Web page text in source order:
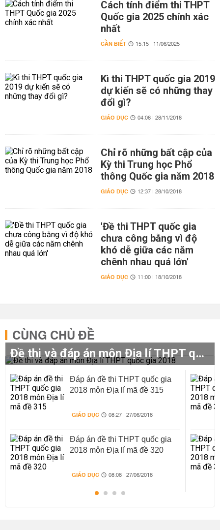
Cách tính điểm thi THPT
Quốc gia 2025 chính xác
nhất
CẦN BIẾT 15:15 | 11/06/2025
Kì thi THPT quốc gia 2019
dự kiến sẽ có những thay
đổi gì?
GIÁO DỤC 04:06 | 28/11/2018
Chỉ rõ những bất cập của
Kỳ thi Trung học Phổ
thông Quốc gia năm 2018
GIÁO DỤC 12:37 | 28/10/2018
'Đề thi THPT quốc gia
chưa công bằng vì độ
khó dễ giữa các năm
chênh nhau quá lớn'
GIÁO DỤC 11:00 | 18/10/2018
CÙNG CHỦ ĐỀ
Đề thi và đáp án môn Địa lí THPT quốc gia 2018
Đáp án đề thi THPT quốc gia
2018 môn Địa lí mã đề 315
GIÁO DỤC 08:27 | 27/06/2018
Đáp án đề thi THPT quốc gia
2018 môn Địa lí mã đề 320
GIÁO DỤC 08:08 | 27/06/2018